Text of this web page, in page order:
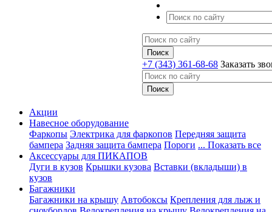
+7 (343) 361-68-68 Заказать
Акции
Навесное оборудование
Фаркопы Электрика для фаркопов Передняя защита
бампера Задняя защита бампера Пороги ... Показать все
Аксессуары для ПИКАПОВ
Дуги в кузов Крышки кузова Вставки (вкладыши) в
кузов
Багажники
Багажники на крышу Автобоксы Крепления для лыж и